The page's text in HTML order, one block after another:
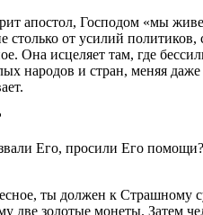
апостол, Господом «мы
столько от усилий
Она исцеляет там, где
народов и стран, меняя
Его, просили Его
ты должен к Страшному
две золотые монеты. Затем